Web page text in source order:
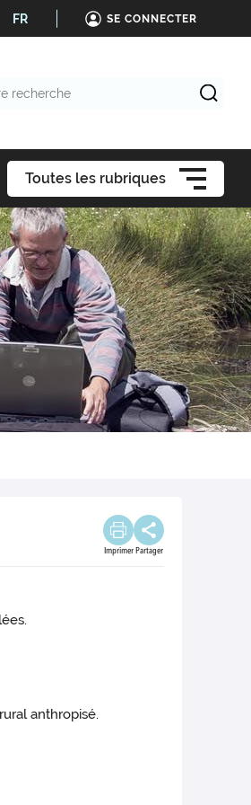
FR SE CONNECTER
Toutes les rubriques
Imprimer Partager
anthropisé.